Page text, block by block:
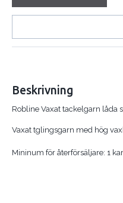
Beskrivning
Robline Vaxat tackelgarn
Vaxat tglingsgarn med hög
Mininum för återförsäljare: 1